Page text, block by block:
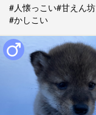
#人懐っこい#甘えん坊
#かしこい